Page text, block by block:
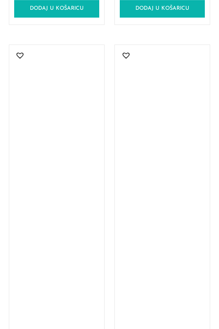
DODAJ U KOŠARICU DODAJ U KOŠARICU